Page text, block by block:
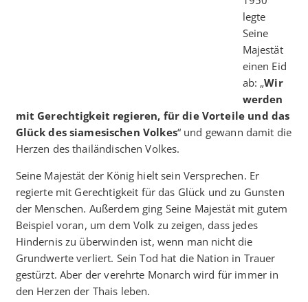
legte
Seine
Majestät
einen Eid
ab: „Wir
werden
mit Gerechtigkeit regieren, für die Vorteile und das
Glück des siamesischen Volkes“ und gewann damit die
Herzen des thailändischen Volkes.
Seine Majestät der König hielt sein Versprechen. Er
regierte mit Gerechtigkeit für das Glück und zu Gunsten
der Menschen. Außerdem ging Seine Majestät mit gutem
Beispiel voran, um dem Volk zu zeigen, dass jedes
Hindernis zu überwinden ist, wenn man nicht die
Grundwerte verliert. Sein Tod hat die Nation in Trauer
gestürzt. Aber der verehrte Monarch wird für immer in
den Herzen der Thais leben.